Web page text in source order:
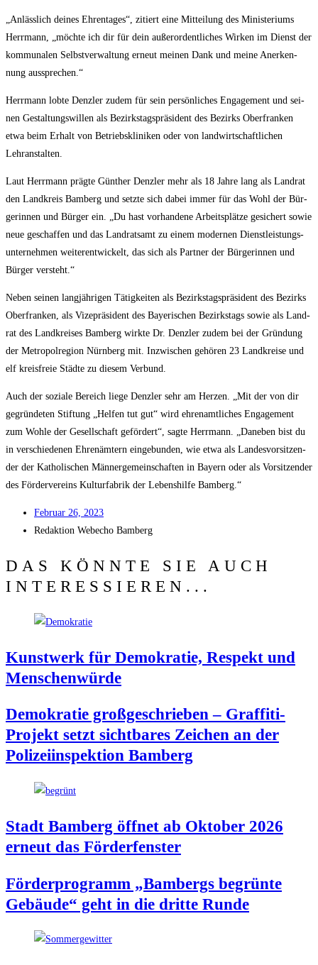
„Anläss­lich dei­nes Ehren­ta­ges“, zitiert eine Mit­tei­lung des Minis­te­ri­ums
Herr­mann, „möch­te ich dir für dein außer­or­dent­li­ches Wir­ken im Dienst der
kom­mu­na­len Selbst­ver­wal­tung erneut mei­nen Dank und mei­ne Aner­ken­
nung aussprechen.“
Herr­mann lob­te Denz­ler zudem für sein per­sön­li­ches Enga­ge­ment und sei­
nen Gestal­tungs­wil­len als Bezirks­tags­prä­si­dent des Bezirks Ober­fran­ken
etwa beim Erhalt von Betriebs­kli­ni­ken oder von land­wirt­schaft­li­chen
Lehranstalten.
Laut Herr­mann präg­te Gün­ther Denz­ler mehr als 18 Jah­re lang als Land­rat
den Land­kreis Bam­berg und setz­te sich dabei immer für das Wohl der Bür­
ge­rin­nen und Bür­ger ein. „Du hast vor­han­de­ne Arbeits­plät­ze gesi­chert sowie
neue geschaf­fen und das Land­rats­amt zu einem moder­nen Dienst­leis­tungs­
un­ter­neh­men wei­ter­ent­wi­ckelt, das sich als Part­ner der Bür­ge­rin­nen und
Bür­ger versteht.“
Neben sei­nen lang­jäh­ri­gen Tätig­kei­ten als Bezirks­tags­prä­si­dent des Bezirks
Ober­fran­ken, als Vize­prä­si­dent des Baye­ri­schen Bezirks­tags sowie als Land­
rat des Land­krei­ses Bam­berg wirk­te Dr. Denz­ler zudem bei der Grün­dung
der Metro­pol­re­gi­on Nürn­berg mit. Inzwi­schen gehö­ren 23 Land­krei­se und
elf kreis­freie Städ­te zu die­sem Verbund.
Auch der sozia­le Bereich lie­ge Denz­ler sehr am Her­zen. „Mit der von dir
gegrün­de­ten Stif­tung „Hel­fen tut gut“ wird ehren­amt­li­ches Enga­ge­ment
zum Woh­le der Gesell­schaft geför­dert“, sag­te Herr­mann. „Dane­ben bist du
in ver­schie­de­nen Ehren­äm­tern ein­ge­bun­den, wie etwa als Lan­des­vor­sit­zen­
der der Katho­li­schen Män­ner­ge­mein­schaf­ten in Bay­ern oder als Vor­sit­zen­der
des För­der­ver­eins Kul­tur­fa­brik der Lebens­hil­fe Bamberg.“
Febru­ar 26, 2023
Redak­ti­on Web­echo Bamberg
DAS KÖNNTE SIE AUCH
INTERESSIEREN...
Kunst­werk für Demo­kra­tie, Respekt und
Menschenwürde
Demo­kra­tie groß­ge­schrie­ben – Graf­fi­ti-
Pro­jekt setzt sicht­ba­res Zei­chen an der
Poli­zei­in­spek­ti­on Bamberg
Stadt Bam­berg öff­net ab Okto­ber 2026
erneut das Förderfenster
För­der­pro­gramm „Bam­bergs begrün­te
Gebäu­de“ geht in die drit­te Runde